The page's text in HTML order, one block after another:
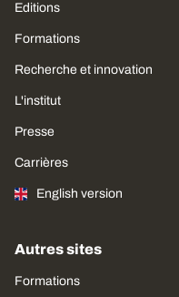
Editions
Formations
Recherche et innovation
L'institut
Presse
Carrières
English version
Autres sites
Formations